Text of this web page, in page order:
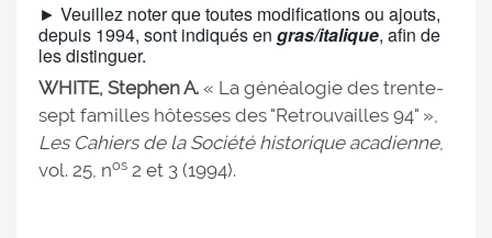
► Veuillez noter que toutes modifications ou ajouts,
depuis 1994, sont indiqués en gras/italique, afin de
les distinguer.
WHITE, Stephen A. « La généalogie des trente-
sept familles hôtesses des "Retrouvailles 94" »,
Les Cahiers de la Société historique acadienne,
vol. 25, nos 2 et 3 (1994).